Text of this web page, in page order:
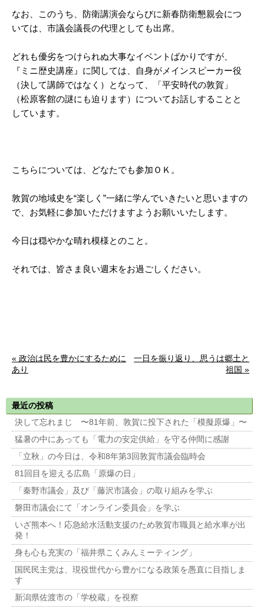
なお、このうち、防衛講演会ならびに新春防衛懇親会につ
いては、市議会議長の代理としても出席。
どれも優劣をつけられぬ大事なイベントばかりですが、
『ミニ歴史講座』に関しては、自身がメインスピーカー役
（決して講師ではなく）となって、「平安時代の敦賀」
（松原客館の謎にも迫ります）についてお話しすることと
しています。
こちらについては、どなたでも参加ＯＫ。
敦賀の地域史を“楽しく”一緒に学んでいきたいと思いますの
で、お気軽に参加いただけますようお願いいたします。
今日は穏やかな晴れ模様とのこと。
それでは、皆さま良い週末をお過ごしください。
« 政治は民を豊かにするために
あり
一日を振り返り、思うは郷土と
祖国 »
最近の投稿
決して忘れまじ 〜81年前、敦賀に投下された「模擬原爆」〜
猛暑の中にあっても「電力の安定供給」を守る仲間に感謝
「立秋」の今日は、令和8年第3回敦賀市議会臨時会
81回目を迎える広島「原爆の日」
「秦野市議会」及び「藤沢市議会」の取り組みを学ぶ
磐田市議会にて「オンライン委員会」を学ぶ
いざ熊本へ！応急給水活動支援のため敦賀市職員と給水車が出
発！
身も心も充実の「福井県こくみんミーティング」
国民民主党は、現役世代から豊かになる政策を愚直に目指しま
す
新潟県佐渡市の「学校蔵」を視察